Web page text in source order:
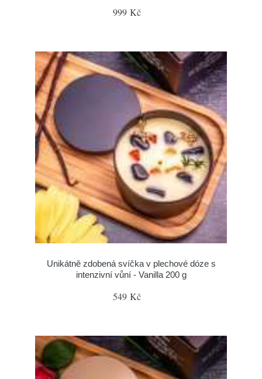
999 Kč
Unikátně zdobená svíčka v plechové dóze s
intenzivní vůní - Vanilla 200 g
549 Kč